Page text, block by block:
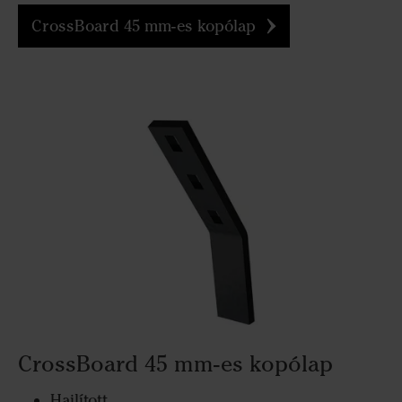
CrossBoard 45 mm-es kopólap
CrossBoard 45 mm-es kopólap